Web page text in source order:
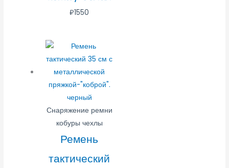
₽1550
Снаряжение ремни
кобуры чехлы
Ремень
тактический